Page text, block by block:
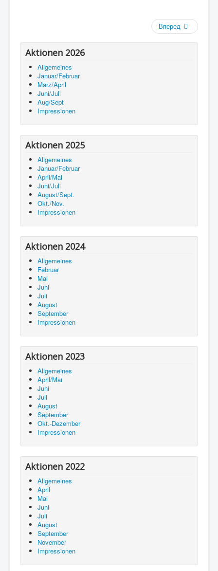
Вперед
Aktionen 2026
Allgemeines
Januar/Februar
März/April
Juni/Juli
Aug/Sept
Impressionen
Aktionen 2025
Allgemeines
Januar/Februar
April/Mai
Juni/Juli
August/Sept.
Okt./Nov.
Impressionen
Aktionen 2024
Allgemeines
Februar
Mai
Juni
Juli
August
September
Impressionen
Aktionen 2023
Allgemeines
April/Mai
Juni
Juli
August
September
Okt.-Dezember
Impressionen
Aktionen 2022
Allgemeines
April
Mai
Juni
Juli
August
September
November
Impressionen